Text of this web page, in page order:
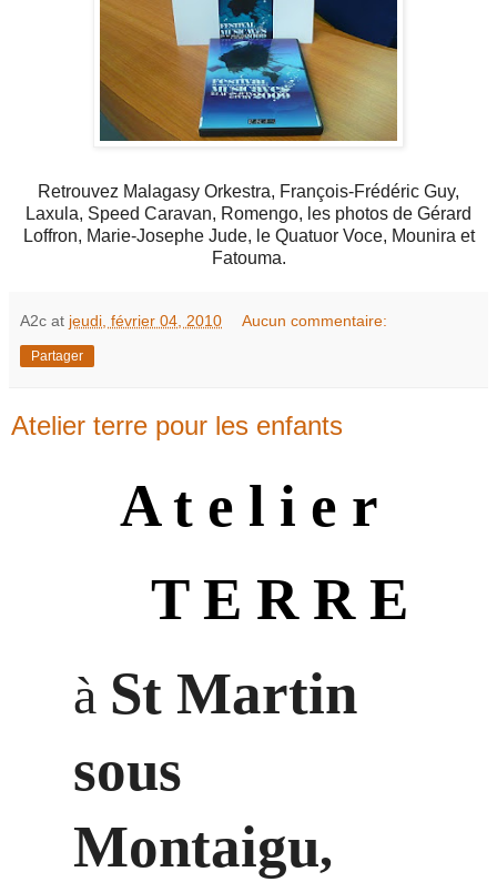
Retrouvez Malagasy Orkestra, François-Frédéric Guy,
Laxula, Speed Caravan, Romengo, les photos de Gérard
Loffron, Marie-Josephe Jude, le Quatuor Voce, Mounira et
Fatouma.
A2c at jeudi, février 04, 2010 Aucun commentaire:
Partager
Atelier terre pour les enfants
A t e l i e r
T E R R E
à St Martin
sous
Montaigu,